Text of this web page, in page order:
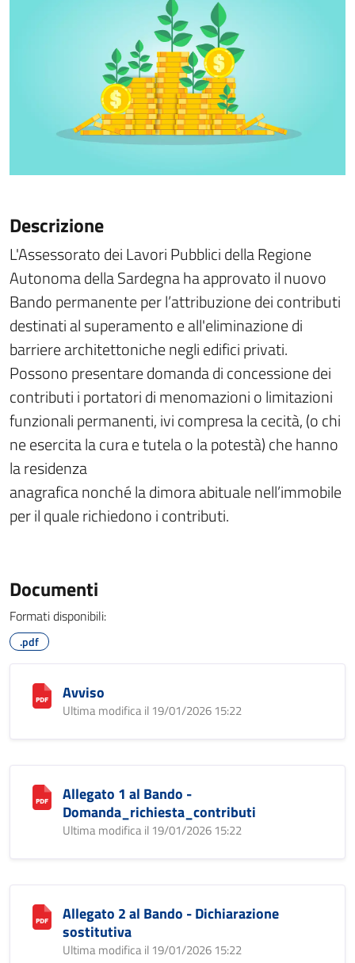
Descrizione
L'Assessorato dei Lavori Pubblici della Regione
Autonoma della Sardegna ha approvato il nuovo
Bando permanente per l’attribuzione dei contributi
destinati al superamento e all'eliminazione di
barriere architettoniche negli edifici privati.
Possono presentare domanda di concessione dei
contributi i portatori di menomazioni o limitazioni
funzionali permanenti, ivi compresa la cecità, (o chi
ne esercita la cura e tutela o la potestà) che hanno
la residenza
anagrafica nonché la dimora abituale nell’immobile
per il quale richiedono i contributi.
Documenti
Formati disponibili:
.pdf
Avviso
Ultima modifica il 19/01/2026 15:22
Allegato 1 al Bando -
Domanda_richiesta_contributi
Ultima modifica il 19/01/2026 15:22
Allegato 2 al Bando - Dichiarazione
sostitutiva
Ultima modifica il 19/01/2026 15:22